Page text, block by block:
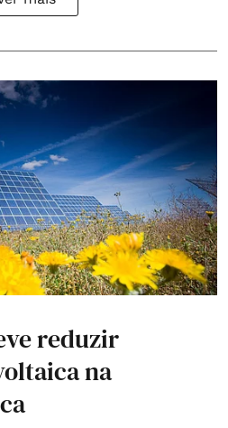
reduzir
na